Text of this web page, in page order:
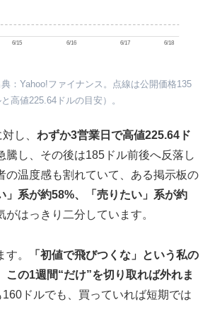
6/15 6/16 6/17 6/18
：Yahoo!ファイナンス。点線は公開価格135
と高値225.64ドルの目安）。
し、 わずか3営業日で高値225.64ド
騰し、その後は185ドル前後へ反落し
の温度感も割れていて、ある掲示板の
」系が約58%、「売りたい」系が約
がはっきり二分しています。
。
「初値で飛びつくな」という私の
この1週間“だけ”を切り取れば外れま
ドルでも、買っていれば短期では